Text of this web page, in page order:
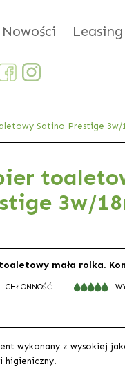
Nowości Leasing
Satino Prestige 3w/
3w/
mała rolka.
CHŁONNOŚĆ
wykonany z wysokiej
i higieniczny.